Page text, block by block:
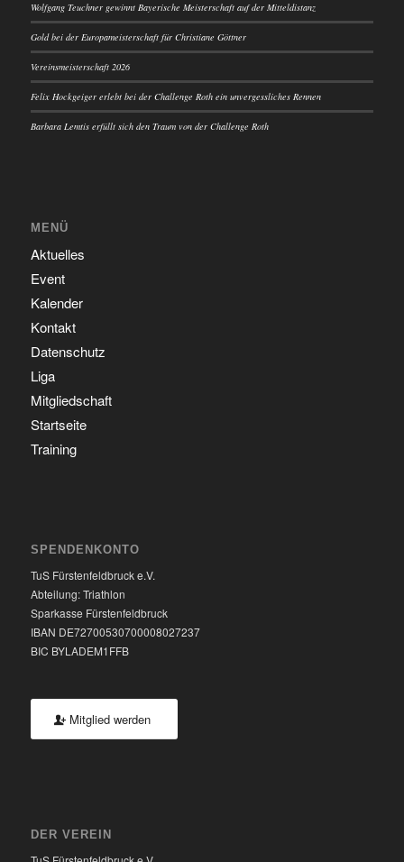
Wolfgang Teuchner gewinnt Bayerische Meisterschaft auf der Mitteldistanz
Gold bei der Europameisterschaft für Christiane Göttner
Vereinsmeisterschaft 2026
Felix Hockgeiger erlebt bei der Challenge Roth ein unvergessliches Rennen
Barbara Lemtis erfüllt sich den Traum von der Challenge Roth
MENÜ
Aktuelles
Event
Kalender
Kontakt
Datenschutz
Liga
Mitgliedschaft
Startseite
Training
SPENDENKONTO
TuS Fürstenfeldbruck e.V.
Abteilung: Triathlon
Sparkasse Fürstenfeldbruck
IBAN DE72700530700008027237
BIC BYLADEM1FFB
Mitglied werden
DER VEREIN